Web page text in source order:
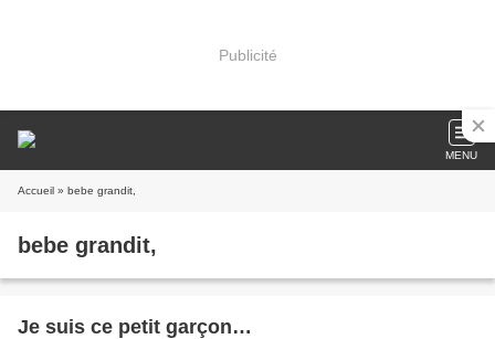
Publicité
MENU
Accueil » bebe grandit,
bebe grandit,
Je suis ce petit garçon…